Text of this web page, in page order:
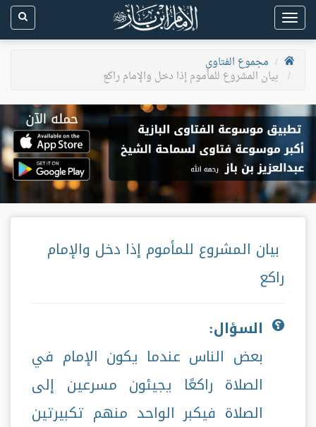
Toggle
navigation
مجموع الفتاوى
بيان المشروع للمأموم إذا دخل والإمام راكع
بيان المشروع للمأموم إذا دخل والإمام
راكع
السؤال:
بعض الناس عندما يكون الإمام في
الصلاة راكعًا يجيئون مسرعين إلى
الصلاة فيكبر الواحد منهم تكبيرتين